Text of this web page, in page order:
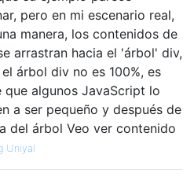
pero en mi escenario real,
manera, los contenidos de
arrastran hacia el 'árbol' div,
árbol div no es 100%, es
que algunos JavaScript lo
a ser pequeño y después de
del árbol Veo ver contenido
Uniyal